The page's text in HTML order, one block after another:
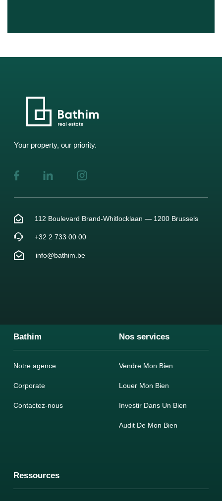
Your property, our priority.
112 Boulevard Brand-Whitlocklaan — 1200 Brussels
+32 2 733 00 00
info@bathim.be
Bathim Nos services
Notre agence
Corporate
Contactez-nous
Vendre Mon Bien
Louer Mon Bien
Investir Dans Un Bien
Audit De Mon Bien
Ressources